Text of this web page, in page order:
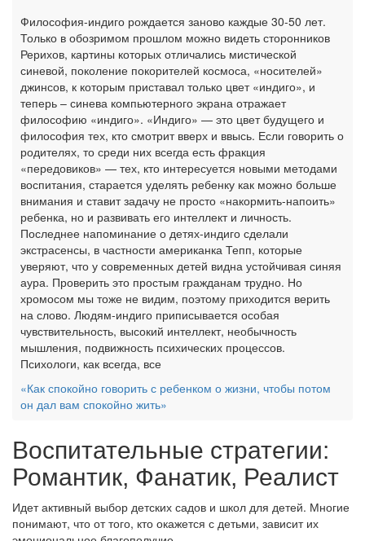
Философия-индиго рождается заново каждые 30-50 лет.
Только в обозримом прошлом можно видеть сторонников
Рерихов, картины которых отличались мистической
синевой, поколение покорителей космоса, «носителей»
джинсов, к которым приставал только цвет «индиго», и
теперь – синева компьютерного экрана отражает
философию «индиго». «Индиго» — это цвет будущего и
философия тех, кто смотрит вверх и ввысь. Если говорить о
родителях, то среди них всегда есть фракция
«передовиков» — тех, кто интересуется новыми методами
воспитания, старается уделять ребенку как можно больше
внимания и ставит задачу не просто «накормить-напоить»
ребенка, но и развивать его интеллект и личность.
Последнее напоминание о детях-индиго сделали
экстрасенсы, в частности американка Тепп, которые
уверяют, что у современных детей видна устойчивая синяя
аура. Проверить это простым гражданам трудно. Но
хромосом мы тоже не видим, поэтому приходится верить
на слово. Людям-индиго приписывается особая
чувствительность, высокий интеллект, необычность
мышления, подвижность психических процессов.
Психологи, как всегда, все
«Как спокойно говорить с ребенком о жизни, чтобы потом
он дал вам спокойно жить»
Воспитательные стратегии:
Романтик, Фанатик, Реалист
Идет активный выбор детских садов и школ для детей. Многие
понимают, что от того, кто окажется с детьми, зависит их